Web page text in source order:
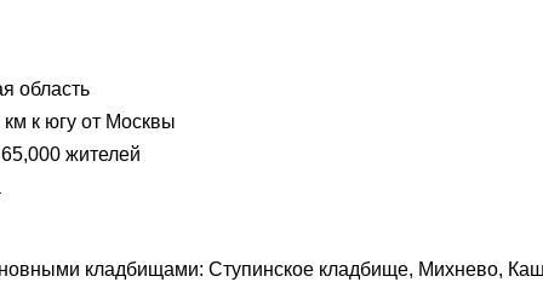
область
к югу от Москвы
жителей
кладбищами: Ступинское кладбище, Михнево,